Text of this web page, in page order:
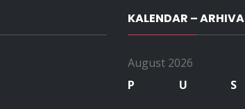
KALENDAR – ARHIVA
August 2026
P
U S